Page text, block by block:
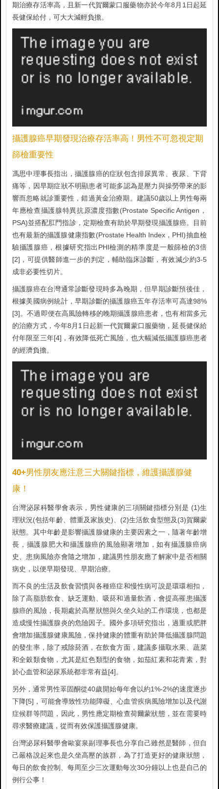
期治療存活率高，且新一代賀爾蒙口服藥物亦於今年8月1日起延
長健保給付，可大大減輕負擔。
攝護腺癌早期發現治療存活率高！男性不可忽視定期
篩檢重要性
馮思中理事長指出，攝護腺癌的症狀包含排尿異常、夜尿、下背
痛等，因早期症狀不明顯患者可能多認為是壓力與操勞帶來的影
響而忽略就診重要性，錯過黃金治療期。建議50歲以上男性每兩
年應檢查攝護腺特異抗原濃度指數(Prostate Specific Antigen，
PSA)並搭配肛門指診，定期檢查有助於早期發現攝護腺癌。目前
也有最新的攝護腺健康指數(Prostate Health Index，PHI)抽血檢
驗攝護腺癌，根據研究指出PHI檢測的精準度是一般篩檢的3倍
[2]，可提供醫師進一步的判定，輔助臨床診斷，有效減少約3-5
成非必要性切片。
攝護腺癌在台灣通常診斷發現時多為晚期，但早期診斷預後佳，
根據美國病例統計，早期診斷的攝護腺癌五年存活率可高達98%
[3]。不過即便在高風險轉移的晚期攝護腺癌患者，也有相當多元
的治療方式，今年8月1日起新一代賀爾蒙口服藥物，延長健保給
付年限至三年[4]，有效降低死亡風險，也大幅減低攝護腺癌患者
的經濟負擔。
40+男性朋友應注意三大關鍵指標，維護攝護腺健
康！
台灣泌尿科醫學會表示，男性健康的三項關鍵指標分別是 (1)生
理狀況(包括年齡、體重及家族史)、(2)生活飲食型態及(3)賀爾蒙
狀態。其中年齡是影響攝護腺健康的主要因素之一，隨著年齡增
長，攝護腺肥大和攝護腺癌的風險顯著增加，如有攝護腺癌病
史、患病風險亦會隨之增加，建議男性朋友應了解家中是否相關
病史，以便早期發現、早期治療。
而不良的生活及飲食習慣與各種癌症和慢性病可說是環環相扣，
除了高脂肪飲食、缺乏運動、吸菸和過量飲酒，會提高罹患攝護
腺癌的風險，長期處於高壓狀態與久坐久站的工作環境，也都是
造成慢性攝護腺炎的危險因子。國外多項研究指出，過重或肥胖
會增加攝護腺健康風險，保持健康的體重有助於降低攝護腺問題
的發生率，除了戒除菸酒，在飲食方面，建議多攝取水果、蔬菜
和全穀類食物，尤其是紅色類型的食物，如茄紅素和花青素，對
於心血管和泌尿系統都非常有益[4]。
另外，通常男性睪固酮從40歲開始每年會以約1%-2%的速度逐步
下降[5]，可能會導致性功能障礙、心血管疾病風險增加以及代謝
症候群等問題，因此，男性應定期檢查荷爾蒙狀態，並在需要時
尋求醫療建議，從而有效保護攝護腺健康。
台灣泌尿科醫學會歐宴泉副理事長也分享自己雖然是醫師，但自
己嚴格說起來也是久坐高壓的族群，為了打造更好的健康狀態，
每日的飲食控制、每周至少三次運動每次30分鐘以上也是自己的
例行公事！